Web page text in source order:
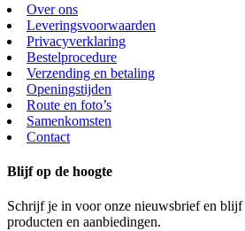
Over ons
Leveringsvoorwaarden
Privacyverklaring
Bestelprocedure
Verzending en betaling
Openingstijden
Route en foto’s
Samenkomsten
Contact
Blijf op de hoogte
Schrijf je in voor onze nieuwsbrief en
producten en aanbiedingen.